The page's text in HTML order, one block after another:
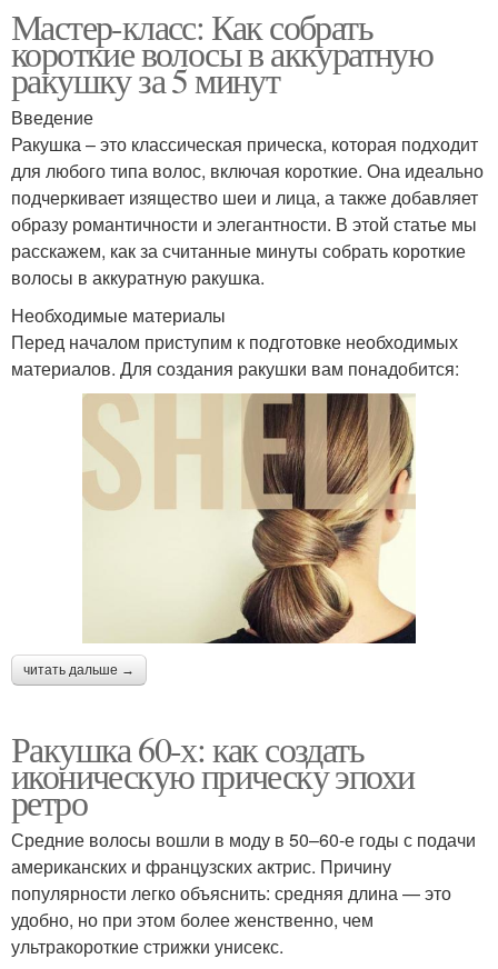
Мастер-класс: Как собрать
короткие волосы в аккуратную
ракушку за 5 минут
Введение
Ракушка – это классическая прическа, которая подходит
для любого типа волос, включая короткие. Она идеально
подчеркивает изящество шеи и лица, а также добавляет
образу романтичности и элегантности. В этой статье мы
расскажем, как за считанные минуты собрать короткие
волосы в аккуратную ракушка.
Необходимые материалы
Перед началом приступим к подготовке необходимых
материалов. Для создания ракушки вам понадобится:
читать дальше →
Ракушка 60-х: как создать
иконическую прическу эпохи
ретро
Средние волосы вошли в моду в 50–60-е годы с подачи
американских и французских актрис. Причину
популярности легко объяснить: средняя длина — это
удобно, но при этом более женственно, чем
ультракороткие стрижки унисекс.